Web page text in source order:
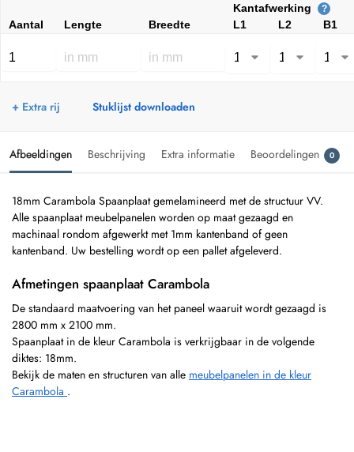
Kantafwerking ?
Aantal Lengte Breedte L1 L2 B1
+ Extra rij Stuklijst downloaden
Afbeeldingen Beschrijving Extra informatie Beoordelingen 0
18mm Carambola Spaanplaat gemelamineerd met de structuur VV.
Alle spaanplaat meubelpanelen worden op maat gezaagd en
machinaal rondom afgewerkt met 1mm kantenband of geen
kantenband. Uw bestelling wordt op een pallet afgeleverd.
Afmetingen spaanplaat Carambola
De standaard maatvoering van het paneel waaruit wordt gezaagd is
2800 mm x 2100 mm.
Spaanplaat in de kleur Carambola is verkrijgbaar in de volgende
diktes: 18mm.
Bekijk de maten en structuren van alle meubelpanelen in de kleur
Carambola .